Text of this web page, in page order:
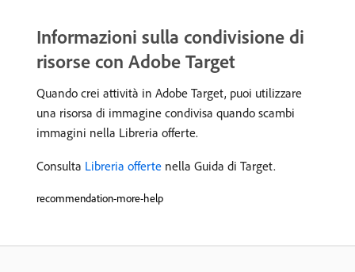
Informazioni sulla condivisione di
risorse con Adobe Target
Quando crei attività in Adobe Target, puoi utilizzare
una risorsa di immagine condivisa quando scambi
immagini nella Libreria offerte.
Consulta Libreria offerte nella Guida di Target.
recommendation-more-help